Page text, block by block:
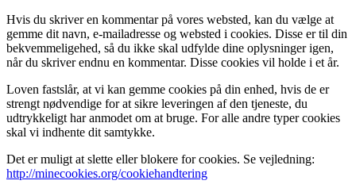
Hvis du skriver en kommentar på vores websted, kan du vælge at
gemme dit navn, e-mailadresse og websted i cookies. Disse er til din
bekvemmeligehed, så du ikke skal udfylde dine oplysninger igen,
når du skriver endnu en kommentar. Disse cookies vil holde i et år.
Loven fastslår, at vi kan gemme cookies på din enhed, hvis de er
strengt nødvendige for at sikre leveringen af den tjeneste, du
udtrykkeligt har anmodet om at bruge. For alle andre typer cookies
skal vi indhente dit samtykke.
Det er muligt at slette eller blokere for cookies. Se vejledning:
http://minecookies.org/cookiehandtering